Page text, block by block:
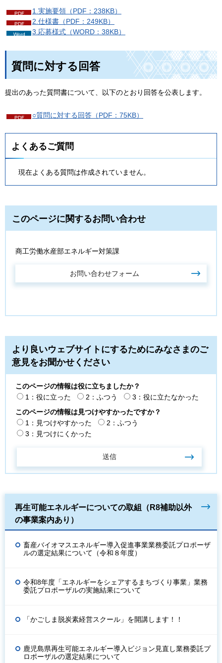
1.実施要領（PDF：238KB）
2.仕様書（PDF：249KB）
3.応募様式（WORD：38KB）
質問に対する回答
提出のあった質問書について、以下のとおり回答を公表します。
○質問に対する回答（PDF：75KB）
よくあるご質問
現在よくある質問は作成されていません。
このページに関するお問い合わせ
商工労働水産部エネルギー対策課
より良いウェブサイトにするためにみなさまのご
意見をお聞かせください
このページの情報は役に立ちましたか？
1：役に立った
2：ふつう
3：役に立たなかった
このページの情報は見つけやすかったですか？
1：見つけやすかった
2：ふつう
3：見つけにくかった
再生可能エネルギーについての取組（R8補助以外
の事業案内あり）
畜産バイオマスエネルギー導入促進事業業務委託プロポーザ
ルの選定結果について（令和８年度）
令和8年度「エネルギーをシェアするまちづくり事業」業務
委託プロポーザルの実施結果について
「かごしま脱炭素経営スクール」を開講します！！
鹿児島県再生可能エネルギー導入ビジョン見直し業務委託プ
ロポーザルの選定結果について